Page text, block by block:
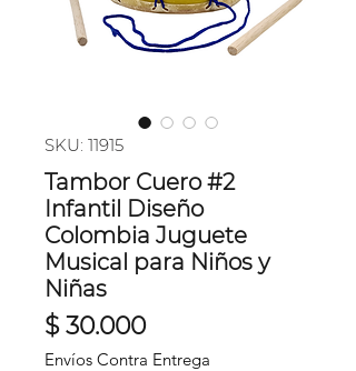
SKU: 11915
Tambor Cuero #2
Infantil Diseño
Colombia Juguete
Musical para Niños y
Niñas
$ 30.000Precio
Envíos Contra Entrega